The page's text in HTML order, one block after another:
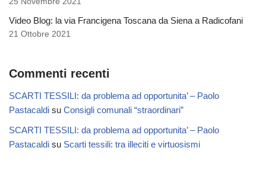
Video Blog: la via Francigena Toscana da Siena a Radicofani
21 Ottobre 2021
Commenti recenti
SCARTI TESSILI: da problema ad opportunita’ – Paolo
Pastacaldi su Consigli comunali “straordinari”
SCARTI TESSILI: da problema ad opportunita’ – Paolo
Pastacaldi su Scarti tessili: tra illeciti e virtuosismi